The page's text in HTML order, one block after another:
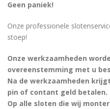
Geen paniek!
Onze professionele
stoep!
Onze werkzaamheden
overeenstemming met u
Na de werkzaamheden
pin of contant geld betalen.
Op alle sloten die wij